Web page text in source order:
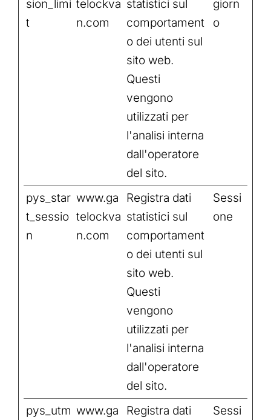
sion_limi
t
telockva
n.com
statistici sul
comportament
o dei utenti sul
sito web.
Questi
vengono
utilizzati per
l'analisi interna
dall'operatore
del sito.
giorn
o
pys_star
t_sessio
n
www.ga
telockva
n.com
Registra dati
statistici sul
comportament
o dei utenti sul
sito web.
Questi
vengono
utilizzati per
l'analisi interna
dall'operatore
del sito.
Sessi
one
pys_utm www.ga
Registra dati
Sessi